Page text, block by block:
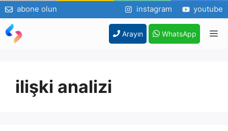
abone olun instagram youtube
İçeriğe
atla
Arayın WhatsApp
ilişki analizi